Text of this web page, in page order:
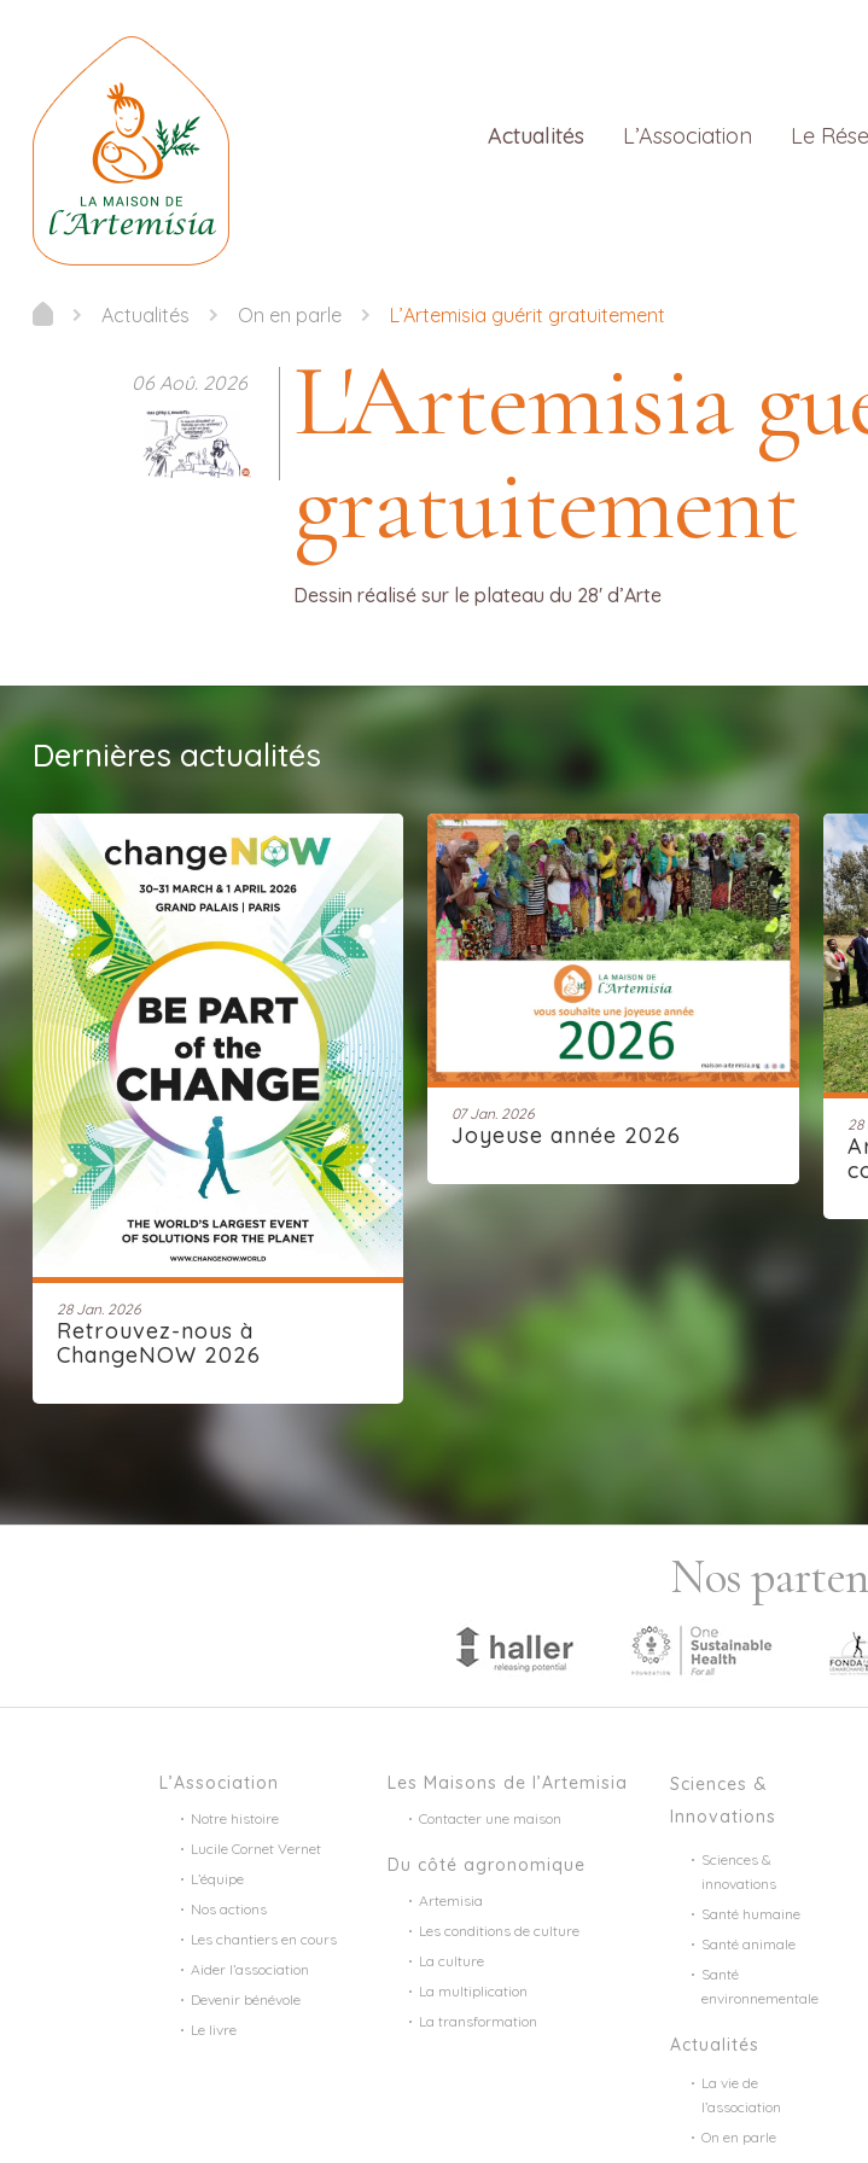
Actualités L’Association Le
Actualités On en parle L’Artemisia guérit gratuitement
06 Aoû. 2026
L'Artemisia
gratuitement
Dessin réalisé sur le plateau du 28′ d’Arte
Dernières actualités
28 Jan. 2026
Retrouvez-nous à
ChangeNOW 2026
07 Jan. 2026
Joyeuse année 2026
Nos
L’Association
Notre histoire
Lucile Cornet Vernet
L’équipe
Nos actions
Les chantiers en cours
Aider l’association
Devenir bénévole
Le livre
Les Maisons de l’Artemisia
Contacter une maison
Du côté agronomique
Artemisia
Les conditions de culture
La culture
La multiplication
La transformation
Sciences &
Innovations
Sciences &
innovations
Santé humaine
Santé animale
Santé
environnementale
Actualités
La vie de
l’association
On en parle